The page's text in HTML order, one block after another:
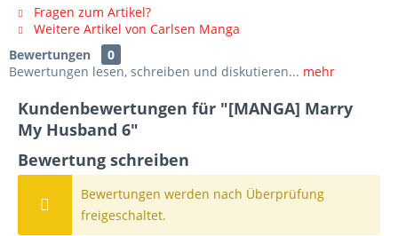
Fragen zum Artikel?
Weitere Artikel von Carlsen Manga
Bewertungen
0
Bewertungen lesen, schreiben und diskutieren... mehr
Kundenbewertungen für "[MANGA] Marry
My Husband 6"
Bewertung schreiben
Bewertungen werden nach Überprüfung
freigeschaltet.